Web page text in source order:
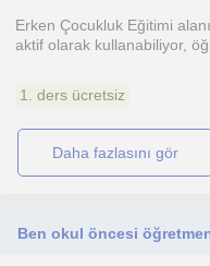
Erken Çocukluk Eğitimi
aktif olarak kullanabiliyor,
1. ders ücretsiz
daha fazlasını gör